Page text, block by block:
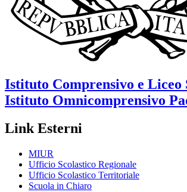
Istituto Comprensivo e Liceo
Istituto Omnicomprensivo
Link Esterni
MIUR
Ufficio Scolastico Regionale
Ufficio Scolastico Territoriale
Scuola in Chiaro